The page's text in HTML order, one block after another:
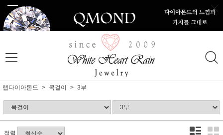
랩다이아몬드 목걸이 3부
정렬